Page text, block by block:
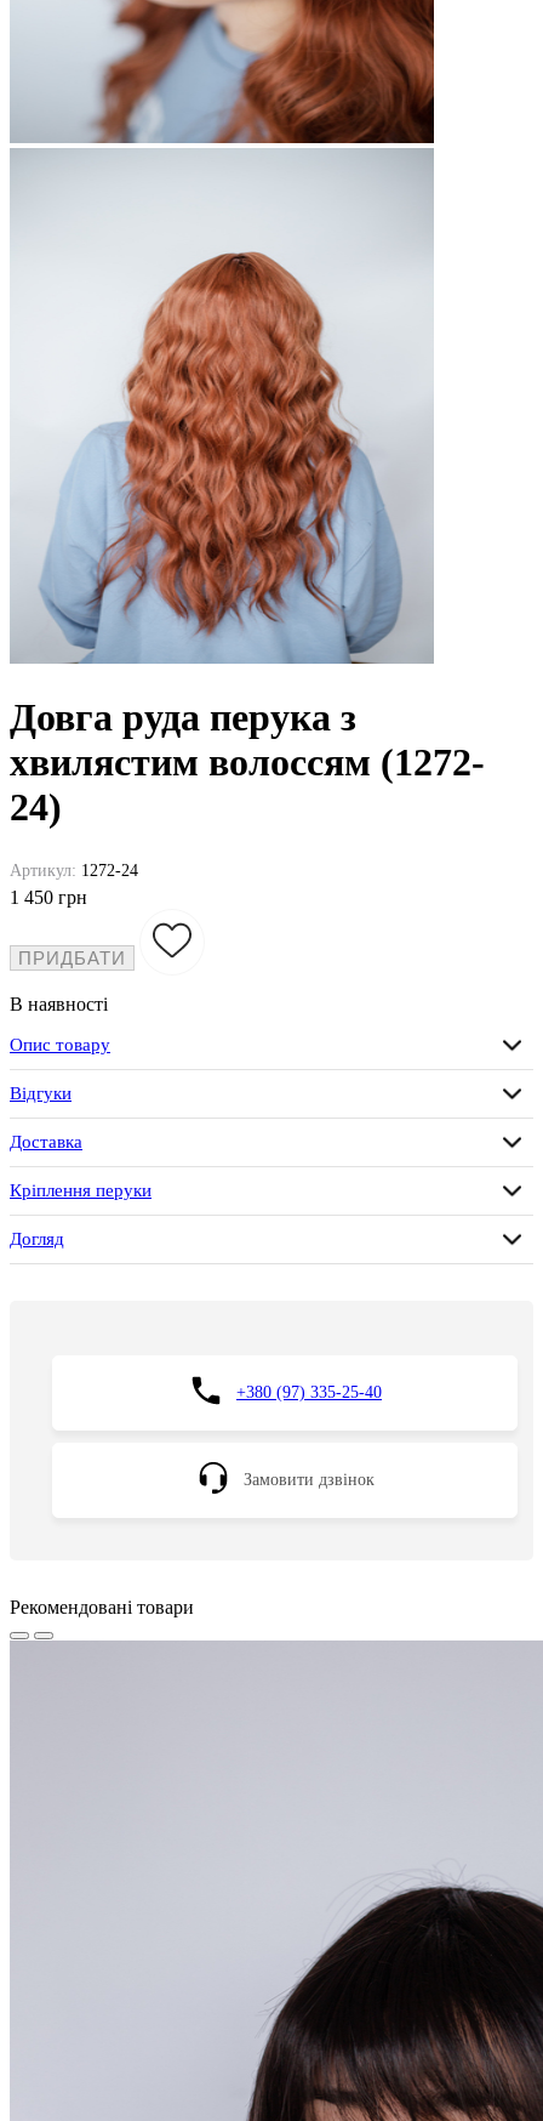
Довга руда перука з
хвилястим волоссям (1272-
24)
Артикул: 1272-24
1 450 грн
ПРИДБАТИ
В наявності
Опис товару
Відгуки
Доставка
Кріплення перуки
Догляд
+380 (97) 335-25-40
Замовити дзвінок
Рекомендовані товари